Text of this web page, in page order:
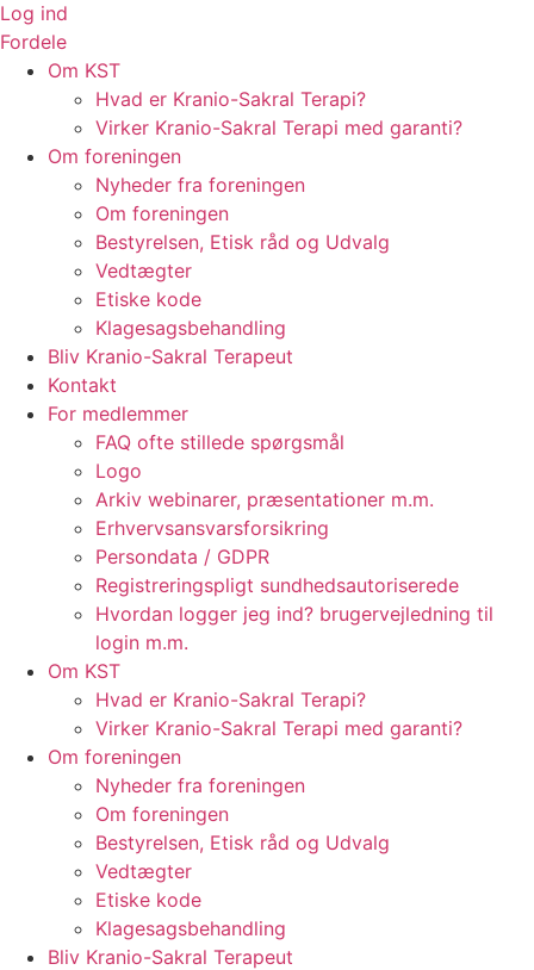
Log ind
Fordele
Om KST
Hvad er Kranio-Sakral Terapi?
Virker Kranio-Sakral Terapi med garanti?
Om foreningen
Nyheder fra foreningen
Om foreningen
Bestyrelsen, Etisk råd og Udvalg
Vedtægter
Etiske kode
Klagesagsbehandling
Bliv Kranio-Sakral Terapeut
Kontakt
For medlemmer
FAQ ofte stillede spørgsmål
Logo
Arkiv webinarer, præsentationer m.m.
Erhvervsansvarsforsikring
Persondata / GDPR
Registreringspligt sundhedsautoriserede
Hvordan logger jeg ind? brugervejledning til
login m.m.
Om KST
Hvad er Kranio-Sakral Terapi?
Virker Kranio-Sakral Terapi med garanti?
Om foreningen
Nyheder fra foreningen
Om foreningen
Bestyrelsen, Etisk råd og Udvalg
Vedtægter
Etiske kode
Klagesagsbehandling
Bliv Kranio-Sakral Terapeut